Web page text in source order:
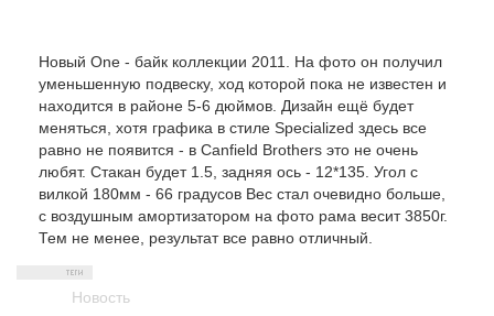
Новый One - байк коллекции 2011. На фото он получил
уменьшенную подвеску, ход которой пока не известен и
находится в районе 5-6 дюймов. Дизайн ещё будет
меняться, хотя графика в стиле Specialized здесь все
равно не появится - в Canfield Brothers это не очень
любят. Стакан будет 1.5, задняя ось - 12*135. Угол с
вилкой 180мм - 66 градусов Вес стал очевидно больше,
с воздушным амортизатором на фото рама весит 3850г.
Тем не менее, результат все равно отличный.
Новость